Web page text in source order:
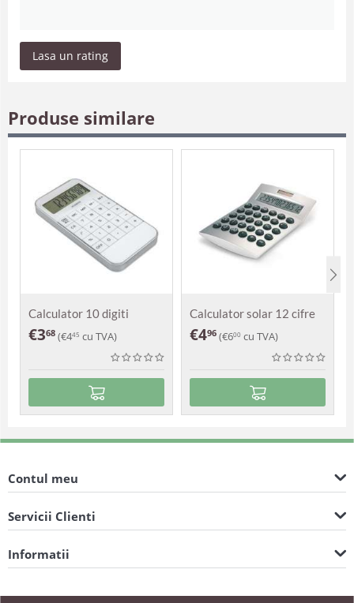
Lasa un rating
Produse similare
Calculator 10 digiti
Huedin
€368 (€445 cu TVA)
Calculator solar 12 cifre
Bora
€496 (€600 cu TVA)
Contul meu
Servicii Clienti
Informatii